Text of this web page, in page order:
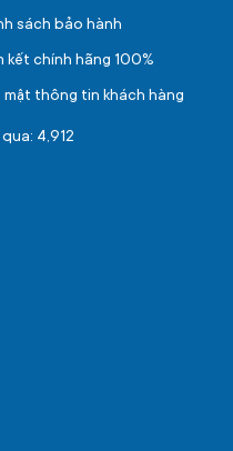
sách bảo hành
kết chính hãng 100%
mật thông tin khách hàng
4,912